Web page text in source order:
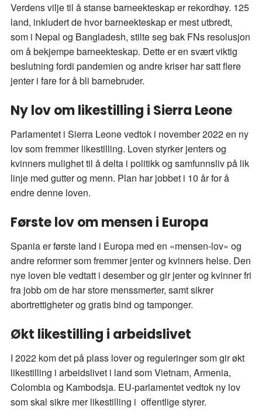
Verdens vilje til å stanse barneekteskap er rekordhøy. 125
land, inkludert de hvor barneekteskap er mest utbredt,
som i Nepal og Bangladesh, stilte seg bak FNs resolusjon
om å bekjempe barneekteskap. Dette er en svært viktig
beslutning fordi pandemien og andre kriser har satt flere
jenter i fare for å bli barnebruder.
Ny lov om likestilling i Sierra Leone
Parlamentet i Sierra Leone vedtok i november 2022 en ny
lov som fremmer likestilling. Loven styrker jenters og
kvinners mulighet til å delta i politikk og samfunnsliv på lik
linje med gutter og menn. Plan har jobbet i 10 år for å
endre denne loven.
Første lov om mensen i Europa
Spania er første land i Europa med en «mensen-lov» og
andre reformer som fremmer jenter og kvinners helse. Den
nye loven ble vedtatt i desember og gir jenter og kvinner fri
fra jobb om de har store menssmerter, samt sikrer
abortrettigheter og gratis bind og tamponger.
Økt likestilling i arbeidslivet
I 2022 kom det på plass lover og reguleringer som gir økt
likestilling i arbeidslivet i land som Vietnam, Armenia,
Colombia og Kambodsja. EU-parlamentet vedtok ny lov
som skal sikre mer likestilling i offentlige styrer.